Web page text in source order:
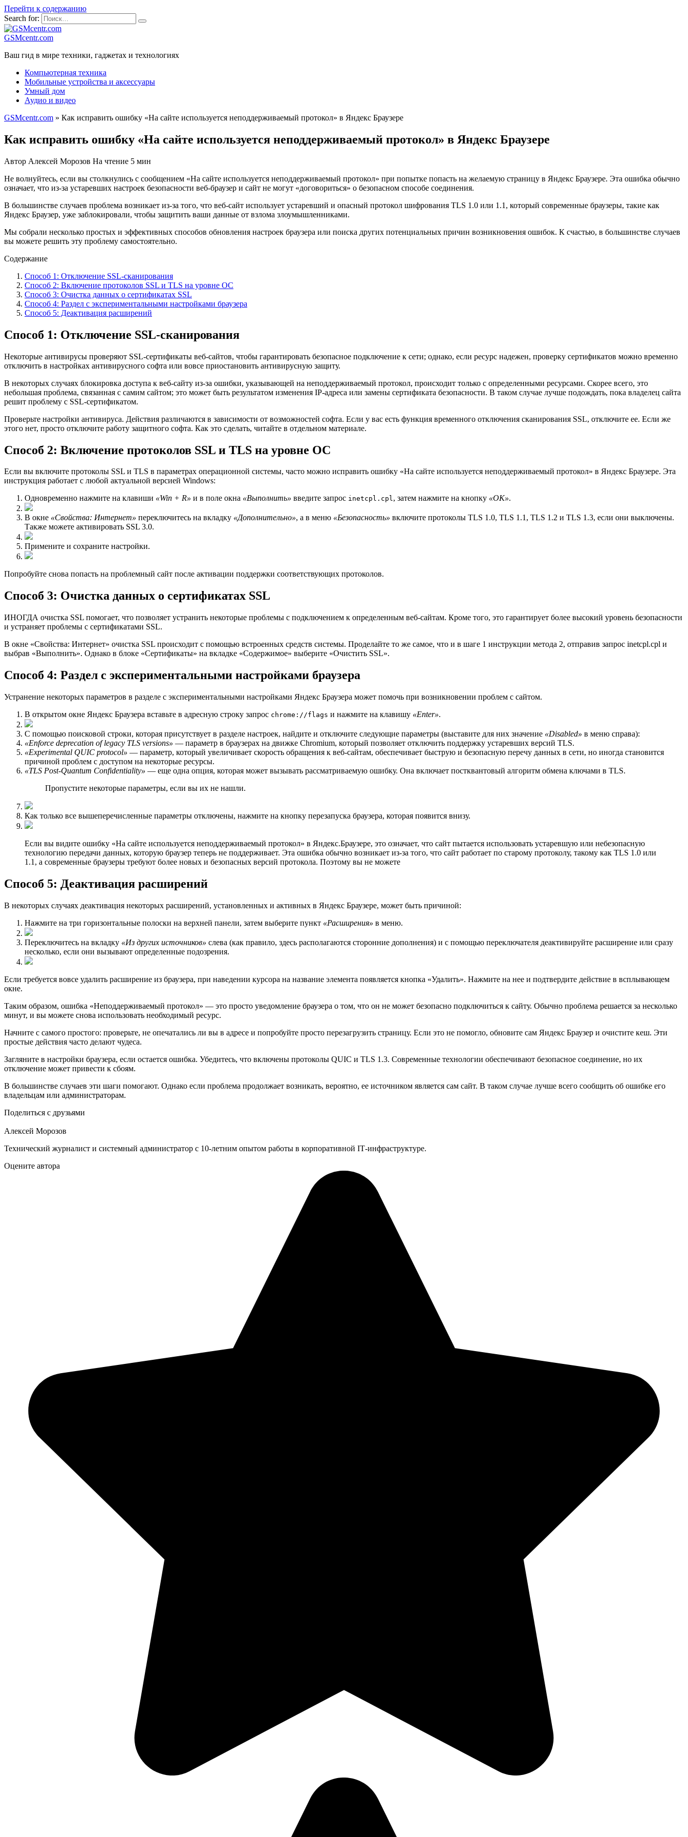
Перейти к содержанию
Search for:
GSMcentr.com
Ваш гид в мире техники, гаджетах и технологиях
Компьютерная техника
Мобильные устройства и аксессуары
Умный дом
Аудио и видео
GSMcentr.com » Как исправить ошибку «На сайте используется неподдерживаемый протокол» в Яндекс Браузере
Как исправить ошибку «На сайте используется неподдерживаемый протокол» в Яндекс Браузере
Автор Алексей Морозов На чтение 5 мин
Не волнуйтесь, если вы столкнулись с сообщением «На сайте используется неподдерживаемый протокол» при попытке попасть на желаемую страницу в Яндекс Браузере. Эта ошибка обычно
означает, что из-за устаревших настроек безопасности веб-браузер и сайт не могут «договориться» о безопасном способе соединения.
В большинстве случаев проблема возникает из-за того, что веб-сайт использует устаревший и опасный протокол шифрования TLS 1.0 или 1.1, который современные браузеры, такие как
Яндекс Браузер, уже заблокировали, чтобы защитить ваши данные от взлома злоумышленниками.
Мы собрали несколько простых и эффективных способов обновления настроек браузера или поиска других потенциальных причин возникновения ошибок. К счастью, в большинстве случаев
вы можете решить эту проблему самостоятельно.
Содержание
Способ 1: Отключение SSL-сканирования
Способ 2: Включение протоколов SSL и TLS на уровне ОС
Способ 3: Очистка данных о сертификатах SSL
Способ 4: Раздел с экспериментальными настройками браузера
Способ 5: Деактивация расширений
Способ 1: Отключение SSL-сканирования
Некоторые антивирусы проверяют SSL-сертификаты веб-сайтов, чтобы гарантировать безопасное подключение к сети; однако, если ресурс надежен, проверку сертификатов можно временно
отключить в настройках антивирусного софта или вовсе приостановить антивирусную защиту.
В некоторых случаях блокировка доступа к веб-сайту из-за ошибки, указывающей на неподдерживаемый протокол, происходит только с определенными ресурсами. Скорее всего, это
небольшая проблема, связанная с самим сайтом; это может быть результатом изменения IP-адреса или замены сертификата безопасности. В таком случае лучше подождать, пока владелец сайта
решит проблему с SSL-сертификатом.
Проверьте настройки антивируса. Действия различаются в зависимости от возможностей софта. Если у вас есть функция временного отключения сканирования SSL, отключите ее. Если же
этого нет, просто отключите работу защитного софта. Как это сделать, читайте в отдельном материале.
Способ 2: Включение протоколов SSL и TLS на уровне ОС
Если вы включите протоколы SSL и TLS в параметрах операционной системы, часто можно исправить ошибку «На cайте используется неподдерживаемый протокол» в Яндекс Браузере. Эта
инструкция работает с любой актуальной версией Windows:
Одновременно нажмите на клавиши «Win + R» и в поле окна «Выполнить» введите запрос inetcpl.cpl, затем нажмите на кнопку «ОК».
В окне «Свойства: Интернет» переключитесь на вкладку «Дополнительно», а в меню «Безопасность» включите протоколы TLS 1.0, TLS 1.1, TLS 1.2 и TLS 1.3, если они выключены.
Также можете активировать SSL 3.0.
Примените и сохраните настройки.
Попробуйте снова попасть на проблемный сайт после активации поддержки соответствующих протоколов.
Способ 3: Очистка данных о сертификатах SSL
ИНОГДА очистка SSL помогает, что позволяет устранить некоторые проблемы с подключением к определенным веб-сайтам. Кроме того, это гарантирует более высокий уровень безопасности
и устраняет проблемы с сертификатами SSL.
В окне «Свойства: Интернет» очистка SSL происходит с помощью встроенных средств системы. Проделайте то же самое, что и в шаге 1 инструкции метода 2, отправив запрос inetcpl.cpl и
выбрав «Выполнить». Однако в блоке «Сертификаты» на вкладке «Содержимое» выберите «Очистить SSL».
Способ 4: Раздел с экспериментальными настройками браузера
Устранение некоторых параметров в разделе с экспериментальными настройками Яндекс Браузера может помочь при возникновении проблем с сайтом.
В открытом окне Яндекс Браузера вставьте в адресную строку запрос chrome://flags и нажмите на клавишу «Enter».
С помощью поисковой строки, которая присутствует в разделе настроек, найдите и отключите следующие параметры (выставите для них значение «Disabled» в меню справа):
«Enforce deprecation of legacy TLS versions» — параметр в браузерах на движке Chromium, который позволяет отключить поддержку устаревших версий TLS.
«Experimental QUIC protocol» — параметр, который увеличивает скорость обращения к веб-сайтам, обеспечивает быструю и безопасную перечу данных в сети, но иногда становится
причиной проблем с доступом на некоторые ресурсы.
«TLS Post-Quantum Confidentiality» — еще одна опция, которая может вызывать рассматриваемую ошибку. Она включает постквантовый алгоритм обмена ключами в TLS.
Пропустите некоторые параметры, если вы их не нашли.
Как только все вышеперечисленные параметры отключены, нажмите на кнопку перезапуска браузера, которая появится внизу.
Если вы видите ошибку «На сайте используется неподдерживаемый протокол» в Яндекс.Браузере, это означает, что сайт пытается использовать устаревшую или небезопасную
технологию передачи данных, которую браузер теперь не поддерживает. Эта ошибка обычно возникает из-за того, что сайт работает по старому протоколу, такому как TLS 1.0 или
1.1, а современные браузеры требуют более новых и безопасных версий протокола. Поэтому вы не можете
Способ 5: Деактивация расширений
В некоторых случаях деактивация некоторых расширений, установленных и активных в Яндекс Браузере, может быть причиной:
Нажмите на три горизонтальные полоски на верхней панели, затем выберите пункт «Расширения» в меню.
Переключитесь на вкладку «Из других источников» слева (как правило, здесь располагаются сторонние дополнения) и с помощью переключателя деактивируйте расширение или сразу
несколько, если они вызывают определенные подозрения.
Если требуется вовсе удалить расширение из браузера, при наведении курсора на название элемента появляется кнопка «Удалить». Нажмите на нее и подтвердите действие в всплывающем
окне.
Таким образом, ошибка «Неподдерживаемый протокол» — это просто уведомление браузера о том, что он не может безопасно подключиться к сайту. Обычно проблема решается за несколько
минут, и вы можете снова использовать необходимый ресурс.
Начните с самого простого: проверьте, не опечатались ли вы в адресе и попробуйте просто перезагрузить страницу. Если это не помогло, обновите сам Яндекс Браузер и очистите кеш. Эти
простые действия часто делают чудеса.
Загляните в настройки браузера, если остается ошибка. Убедитесь, что включены протоколы QUIC и TLS 1.3. Современные технологии обеспечивают безопасное соединение, но их
отключение может привести к сбоям.
В большинстве случаев эти шаги помогают. Однако если проблема продолжает возникать, вероятно, ее источником является сам сайт. В таком случае лучше всего сообщить об ошибке его
владельцам или администраторам.
Поделиться с друзьями
Алексей Морозов
Технический журналист и системный администратор с 10‑летним опытом работы в корпоративной IT‑инфраструктуре.
Оцените автора